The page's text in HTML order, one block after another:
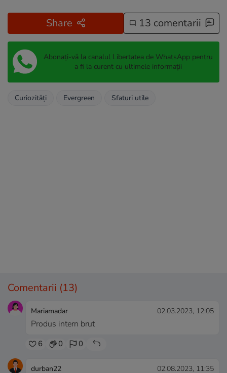
Share 13 comentarii
Abonați-vă la canalul Libertatea de WhatsApp pentru
a fi la curent cu ultimele informații
Curiozități Evergreen Sfaturi utile
Comentarii (13)
Mariamadar 02.03.2023, 12:05
Produs intern brut
6 0 0
durban22 02.08.2023, 11:35